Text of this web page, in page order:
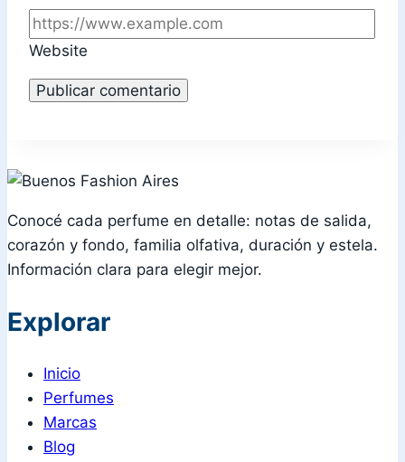
Website
Conocé cada perfume en detalle: notas de salida,
corazón y fondo, familia olfativa, duración y estela.
Información clara para elegir mejor.
Explorar
Inicio
Perfumes
Marcas
Blog